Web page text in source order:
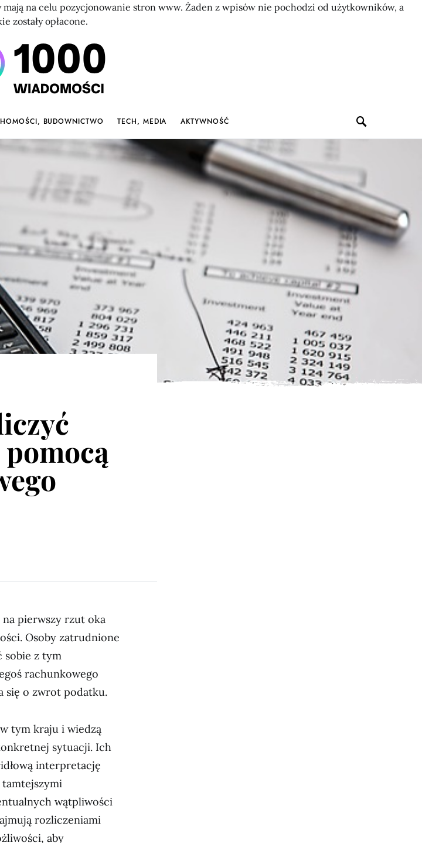
na celu pozycjonowanie stron www. Żaden z wpisów nie pochodzi od użytkowników, a
zostały opłacone.
BUDOWNICTWO TECH, MEDIA AKTYWNOŚĆ
pierwszy rzut oka
Osoby zatrudnione
sobie z tym
rachunkowego
się o zwrot podatku.
tym kraju i wiedzą
sytuacji. Ich
interpretację
wątpliwości
rozliczeniami
aby